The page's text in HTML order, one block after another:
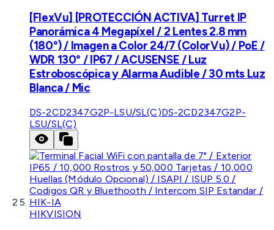
[FlexVu] [PROTECCIÓN ACTIVA] Turret IP
Panorámica 4 Megapíxel / 2 Lentes 2.8 mm
(180°) / Imagen a Color 24/7 (ColorVu) / PoE /
WDR 130° / IP67 / ACUSENSE / Luz
Estroboscópica y Alarma Audible / 30 mts Luz
Blanca / Mic
DS-2CD2347G2P-LSU/SL(C)DS-2CD2347G2P-
LSU/SL(C)
HIKVISION